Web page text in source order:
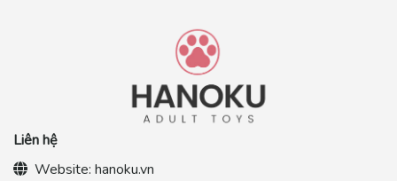
Liên hệ
Website: hanoku.vn